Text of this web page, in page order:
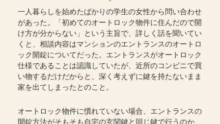
一人暮らしを始めたばかりの学生の女性から問い合わせ
があった。「初めてのオートロック物件に住んだので開
け方が分からない」という主旨で、詳しく話を聞いてい
くと、相談内容はマンションのエントランスのオートロ
ック開錠についてだった。エントランスがオートロック
仕様であることは認識していたが、近所のコンビニで買
い物するだけだからと、深く考えずに鍵を持たないまま
家を出てしまったとのこと。
オートロック物件に慣れていない場合、エントランスの
開錠方法がそもそも自宅の玄関鍵と同じ鍵で行うのか、